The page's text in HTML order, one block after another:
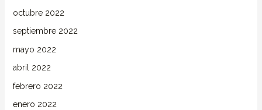
octubre 2022
septiembre 2022
mayo 2022
abril 2022
febrero 2022
enero 2022